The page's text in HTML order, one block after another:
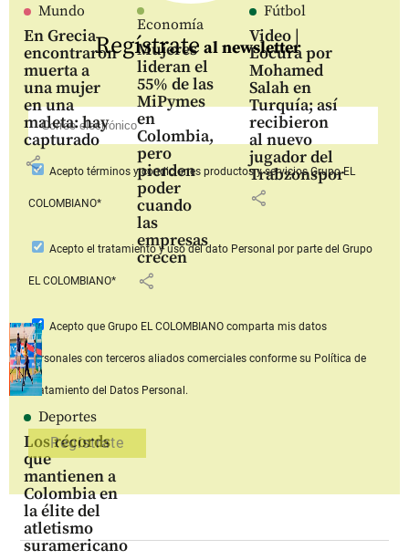
Mundo
En Grecia
encontraron
muerta a
una mujer
en una
maleta: hay
capturado
share
Economía
Mujeres
lideran el
55% de las
MiPymes
en
Colombia,
pero
pierden
poder
cuando
las
empresas
crecen
share
Fútbol
Video |
Locura por
Mohamed
Salah en
Turquía; así
recibieron
al nuevo
jugador del
Trabzonspor
share
Deportes
Los récords
que
mantienen a
Colombia en
la élite del
atletismo
suramericano
Regístrate al newsletter
Aceptotérminos y condiciones productos y serviciosGrupo EL
COLOMBIANO*
Acepto el tratamiento y uso del dato Personal por parte del Grupo
EL COLOMBIANO*
Acepto que Grupo EL COLOMBIANOcomparta mis datos
personales con terceros aliados comerciales conforme su Política de
Tratamiento del Datos Personal.